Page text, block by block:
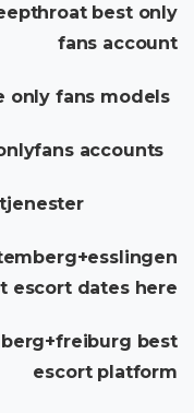
best only
fans account
only fans models
accounts
escort dates here
best
escort platform